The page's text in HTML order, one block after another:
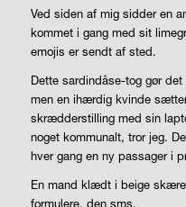
Ved siden af mig sidder en
kommet i gang med sit
emojis er sendt af sted.
Dette sardindåse-tog gør
men en ihærdig kvinde
skrædderstilling med sin
noget kommunalt, tror jeg.
hver gang en ny passager i
En mand klædt i beige
formulere, den sms.